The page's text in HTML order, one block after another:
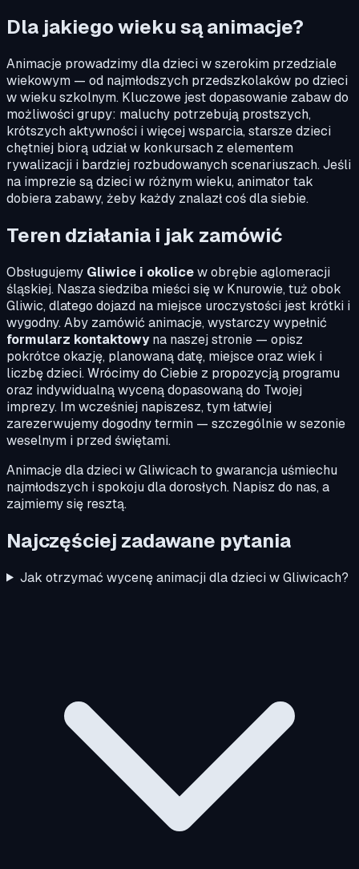
Dla jakiego wieku są animacje?
Animacje prowadzimy dla dzieci w szerokim przedziale
wiekowym — od najmłodszych przedszkolaków po dzieci
w wieku szkolnym. Kluczowe jest dopasowanie zabaw do
możliwości grupy: maluchy potrzebują prostszych,
krótszych aktywności i więcej wsparcia, starsze dzieci
chętniej biorą udział w konkursach z elementem
rywalizacji i bardziej rozbudowanych scenariuszach. Jeśli
na imprezie są dzieci w różnym wieku, animator tak
dobiera zabawy, żeby każdy znalazł coś dla siebie.
Teren działania i jak zamówić
Obsługujemy Gliwice i okolicew obrębie aglomeracji
śląskiej. Nasza siedziba mieści się w Knurowie, tuż obok
Gliwic, dlatego dojazd na miejsce uroczystości jest krótki i
wygodny. Aby zamówić animacje, wystarczy wypełnić
formularz kontaktowyna naszej stronie — opisz
pokrótce okazję, planowaną datę, miejsce oraz wiek i
liczbę dzieci. Wrócimy do Ciebie z propozycją programu
oraz indywidualną wyceną dopasowaną do Twojej
imprezy. Im wcześniej napiszesz, tym łatwiej
zarezerwujemy dogodny termin — szczególnie w sezonie
weselnym i przed świętami.
Animacje dla dzieci w Gliwicach to gwarancja uśmiechu
najmłodszych i spokoju dla dorosłych. Napisz do nas, a
zajmiemy się resztą.
Najczęściej zadawane pytania
Jak otrzymać wycenę animacji dla dzieci w Gliwicach?